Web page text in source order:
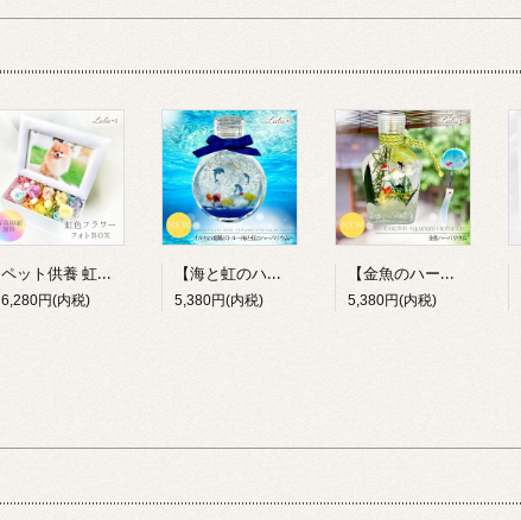
ペット供養 虹の彼方 フォトBOX プリザーブドフラワー 写真立て 虹色 お供え お悔やみ メモリアル Lulu＊s
6,280円(内税)
【海と虹のハーバリウム】イルカの楽園ボトル プリザーブドフラワー ドルフィン 海 マリン 癒し 貝殻 インテリア 雑貨 水族館 夏 ギフト プレゼント ルルズ Lulu＊s 0791
5,380円(内税)
【金魚のハーバリウム】小さな水族館 プリザーブドフラワー アクアリウム 夏 和風 涼しい インテリア 雑貨 ギフト 贈り物 ルルズ Lulu＊s 0803
5,380円(内税)